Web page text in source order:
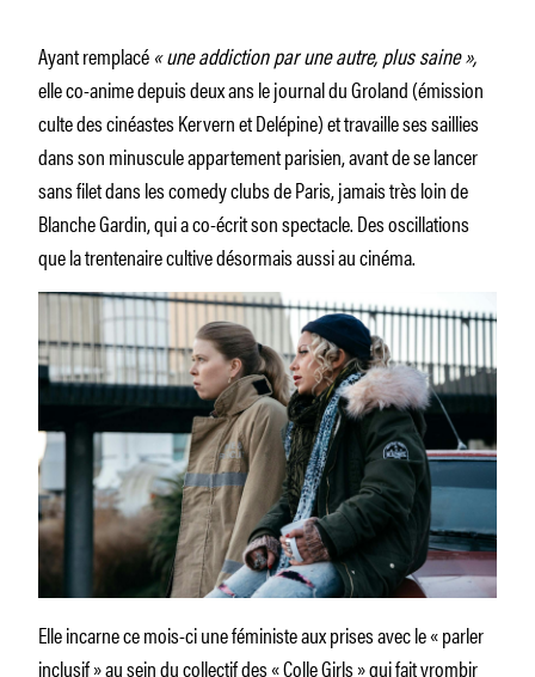
Ayant remplacé« une addiction par une autre, plus saine »,
elle co-anime depuis deux ans le journal du Groland (émission
culte des cinéastes Kervern et Delépine) et travaille ses saillies
dans son minuscule appartement parisien, avant de se lancer
sans filet dans les comedy clubs de Paris, jamais très loin de
Blanche Gardin, qui a co-écrit son spectacle. Des oscillations
que la trentenaire cultive désormais aussi au cinéma.
Elle incarne ce mois-ci une féministe aux prises avec le « parler
inclusif » au sein du collectif des « Colle Girls » qui fait vrombir